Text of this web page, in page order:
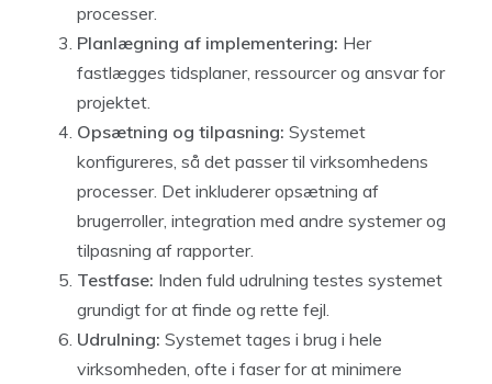
processer.
Planlægning af implementering: Her
fastlægges tidsplaner, ressourcer og ansvar for
projektet.
Opsætning og tilpasning: Systemet
konfigureres, så det passer til virksomhedens
processer. Det inkluderer opsætning af
brugerroller, integration med andre systemer og
tilpasning af rapporter.
Testfase: Inden fuld udrulning testes systemet
grundigt for at finde og rette fejl.
Udrulning: Systemet tages i brug i hele
virksomheden, ofte i faser for at minimere